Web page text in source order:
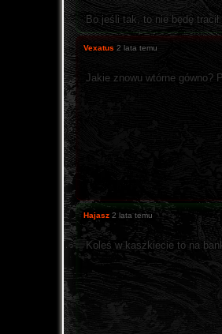
Bo jeśli tak, to nie będę
Vexatus 2 lata temu
Jakie znowu wtórne gówno?
Hajasz 2 lata temu
Koleś w kaszkiecie to na